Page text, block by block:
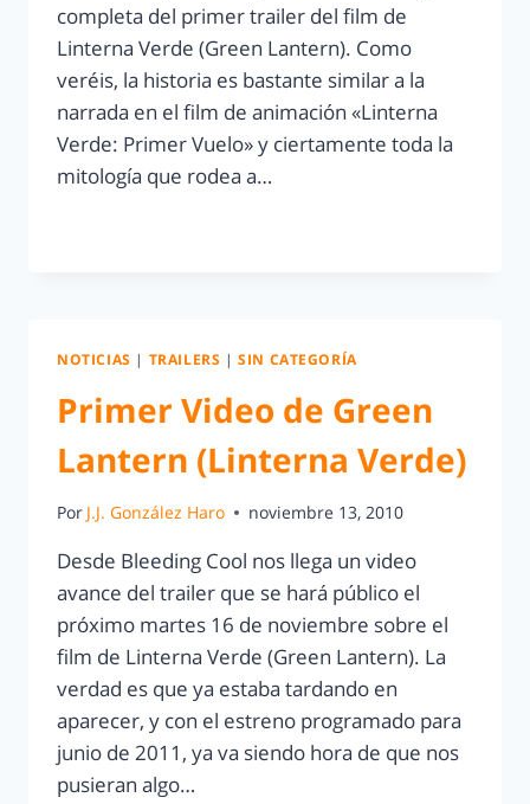
completa del primer trailer del film de
Linterna Verde (Green Lantern). Como
veréis, la historia es bastante similar a la
narrada en el film de animación «Linterna
Verde: Primer Vuelo» y ciertamente toda la
mitología que rodea a…
NOTICIAS | TRAILERS |SIN CATEGORÍA
Primer Video de Green
Lantern (Linterna Verde)
Por J.J. González Haro noviembre 13, 2010
Desde Bleeding Cool nos llega un video
avance del trailer que se hará público el
próximo martes 16 de noviembre sobre el
film de Linterna Verde (Green Lantern). La
verdad es que ya estaba tardando en
aparecer, y con el estreno programado para
junio de 2011, ya va siendo hora de que nos
pusieran algo…